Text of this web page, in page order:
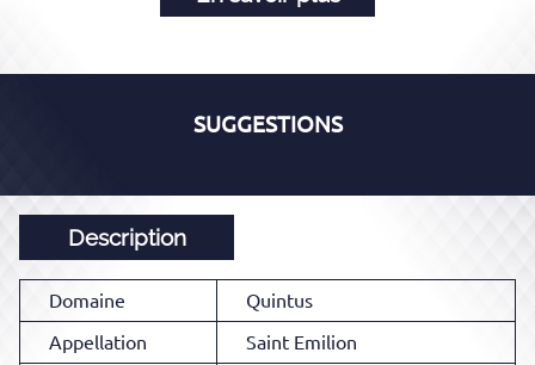
SUGGESTIONS
Description
Domaine
Quintus
Appellation
Saint Emilion